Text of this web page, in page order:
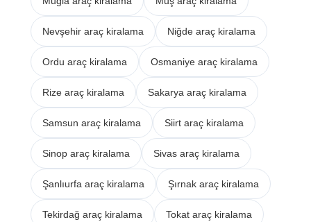
Nevşehir araç kiralama Niğde araç kiralama
Ordu araç kiralama Osmaniye araç kiralama
Rize araç kiralama Sakarya araç kiralama
Samsun araç kiralama Siirt araç kiralama
Sinop araç kiralama Sivas araç kiralama
Şanlıurfa araç kiralama Şırnak araç kiralama
Tekirdağ araç kiralama Tokat araç kiralama